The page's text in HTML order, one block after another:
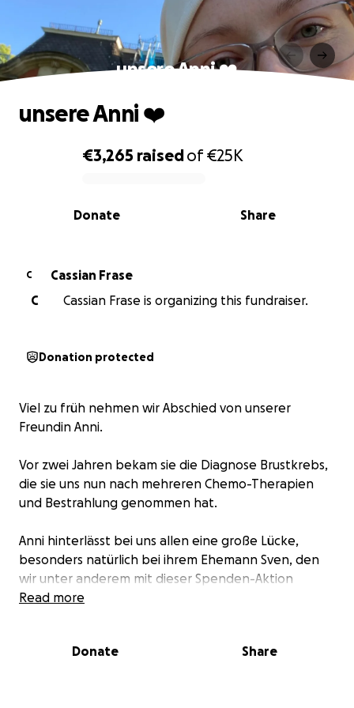
unsere Anni ❤️
0% complete
€3,265 raisedof€25K
Share
Donate
unsere Anni ❤️
C
Cassian Frase
C
Cassian Frase is organizing this fundraiser.
Donation protected
Viel zu früh nehmen wir Abschied von unserer
Freundin Anni.
Vor zwei Jahren bekam sie die Diagnose Brustkrebs,
die sie uns nun nach mehreren Chemo-Therapien
und Bestrahlung genommen hat.
Anni hinterlässt bei uns allen eine große Lücke,
besonders natürlich bei ihrem Ehemann Sven, den
wir unter anderem mit dieser Spenden-Aktion
unterstützen wollen. Wir erhoffen uns für ihn eine
Read more
Donate Share